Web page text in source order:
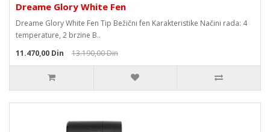
Dreame Glory White Fen
Dreame Glory White Fen Tip Bežični fen Karakteristike Načini rada: 4
temperature, 2 brzine B..
11.470,00 Din
13.190,00 Din